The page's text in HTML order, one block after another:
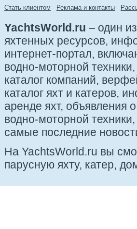
Стать клиентом Реклама и контакты
YachtsWorld.ru – один
яхтенных ресурсов,
интернет-портал,
водно-моторной
каталог компаний,
каталог яхт и катеров,
аренде яхт, объявления
водно-моторной
самые последние
На YachtsWorld.ru вы
парусную яхту, катер,